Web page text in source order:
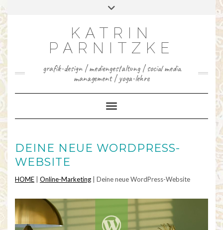
to
content
INSTAGRAM
FACEBOOK
LINKEDIN
KATRIN
PARNITZKE
grafik-design | mediengestaltung | social media
management | yoga-lehre
Toggle Navigation
DEINE NEUE WORDPRESS-
WEBSITE
HOME Online-Marketing Deine neue WordPress-Website